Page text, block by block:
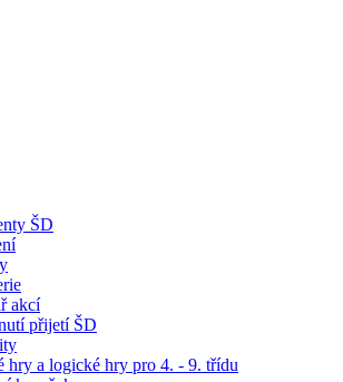
ŠD
akcí
přijetí ŠD
hry a logické hry pro 4. - 9. třídu